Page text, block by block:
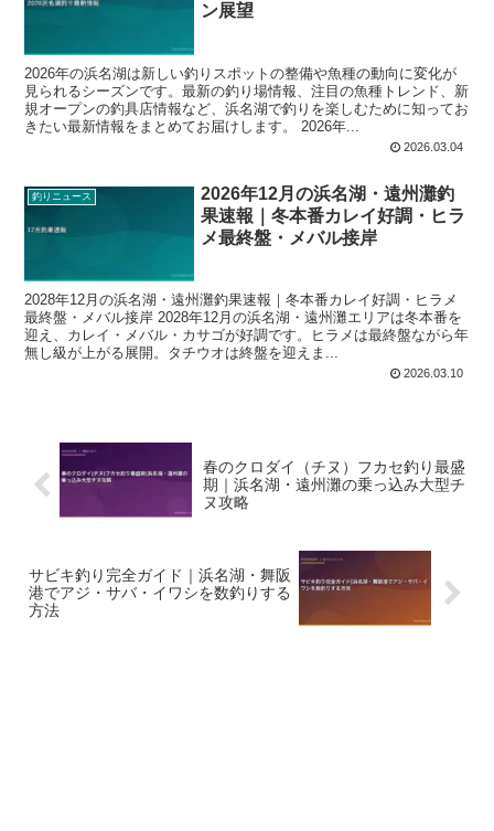
ン展望
2026年の浜名湖は新しい釣りスポットの整備や魚種の動向に変化が
見られるシーズンです。最新の釣り場情報、注目の魚種トレンド、新
規オープンの釣具店情報など、浜名湖で釣りを楽しむために知ってお
きたい最新情報をまとめてお届けします。 2026年...
2026.03.04
釣りニュース
2026年12月の浜名湖・遠州灘釣
果速報｜冬本番カレイ好調・ヒラ
メ最終盤・メバル接岸
2028年12月の浜名湖・遠州灘釣果速報｜冬本番カレイ好調・ヒラメ
最終盤・メバル接岸 2028年12月の浜名湖・遠州灘エリアは冬本番を
迎え、カレイ・メバル・カサゴが好調です。ヒラメは最終盤ながら年
無し級が上がる展開。タチウオは終盤を迎えま...
2026.03.10
春のクロダイ（チヌ）フカセ釣り最盛
期｜浜名湖・遠州灘の乗っ込み大型チ
ヌ攻略
サビキ釣り完全ガイド｜浜名湖・舞阪
港でアジ・サバ・イワシを数釣りする
方法